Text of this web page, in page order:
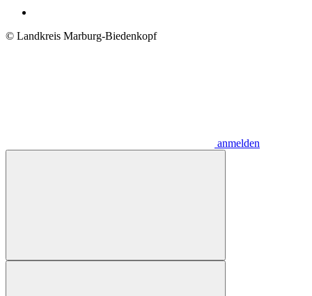
© Landkreis Marburg-Biedenkopf
anmelden